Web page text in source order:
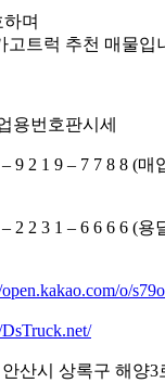
며
고트럭 추천 매물입
용번호판시세
9 2 1 9 – 7 7 8 8 (
2 2 3 1 – 6 6 6 6 (
o/
산시 상록구 해양3